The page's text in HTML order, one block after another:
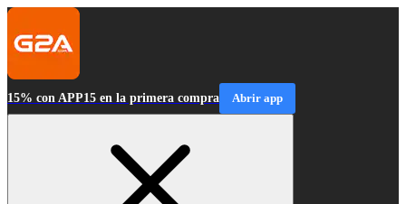
15% con APP15 en la primera compra Abrir app